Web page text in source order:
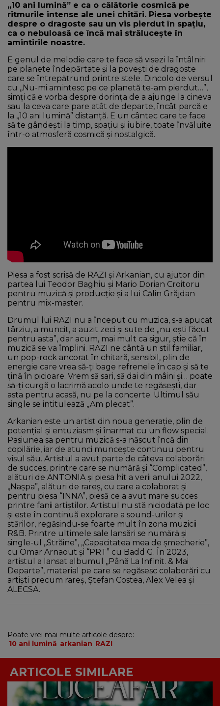
,,10 ani lumină” e ca o călătorie cosmică pe
ritmurile intense ale unei chitări. Piesa vorbește
despre o dragoste sau un vis pierdut în spațiu,
ca o nebuloasă ce încă mai strălucește în
amintirile noastre.
E genul de melodie care te face să visezi la întâlniri
pe planete îndepărtate și la povești de dragoste
care se întrepătrund printre stele. Dincolo de versul
cu ,,Nu-mi amintesc pe ce planetă te-am pierdut…”,
simți că e vorba despre dorința de a ajunge la cineva
sau la ceva care pare atât de departe, încât parcă e
la ,,10 ani lumină” distanță. E un cântec care te face
să te gândești la timp, spațiu și iubire, toate învăluite
într-o atmosferă cosmică și nostalgică.
Piesa a fost scrisă de RAZI și Arkanian, cu ajutor din
partea lui Teodor Baghiu și Mario Dorian Croitoru
pentru muzică și producție și a lui Călin Grăjdan
pentru mix-master.
Drumul lui RAZI nu a început cu muzica, s-a apucat
târziu, a muncit, a auzit zeci și sute de „nu ești făcut
pentru asta”, dar acum, mai mult ca sigur, știe că în
muzică se va împlini. RAZI ne cântă un stil familiar,
un pop-rock ancorat în chitară, sensibil, plin de
energie care vrea să-ți bage refrenele în cap și să te
țină în picioare. Vrem să sari, să dai din mâini și… poate
să-ți curgă o lacrimă acolo unde te regăsești, dar
asta pentru acasă, nu pe la concerte. Ultimul său
single se intitulează ,,Am plecat”.
Arkanian este un artist din noua generație, plin de
potențial și entuziasm și înarmat cu un flow special.
Pasiunea sa pentru muzică s-a născut încă din
copilărie, iar de atunci muncește continuu pentru
visul său. Artistul a avut parte de câteva colaborări
de succes, printre care se numără și “Complicated”,
alături de ANTONIA și piesa hit a verii anului 2022,
,,Nașpa”, alături de rareș, cu care a colaborat și
pentru piesa “INNA”, piesă ce a avut mare succes
printre fanii artiștilor. Artistul nu stă niciodată pe loc
și este în continuă explorare a sound-urilor și
stărilor, regăsindu-se foarte mult în zona muzicii
R&B. Printre ultimele sale lansări se numără și
single-ul ,,Străine”, ,,Capacitatea mea de șmecherie”,
cu Omar Arnaout și “PRT” cu Badd G. În 2023,
artistul a lansat albumul ,,Până La Infinit. & Mai
Departe”, material pe care se regăsesc colaborări cu
artiști precum rareș, Ștefan Costea, Alex Velea și
ALECSA.
Poate vrei mai multe articole despre:
10 ani lumină arkanian RAZI
ARTICOLE SIMILARE